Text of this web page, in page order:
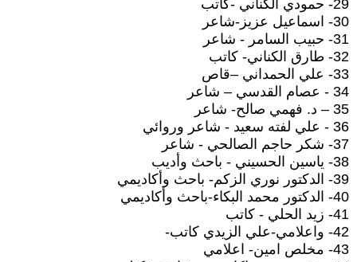
29- حمودي الكناني -كاتب
30- اسماعيل عزيز-شاعر
31- حبيب السامر - شاعر
32- طارق الكناني- كاتب
33- علي الحمداني –قاص
34 - عصام القدسي – شاعر
35 – د. فهمي صالح- شاعر
36 - علي لفته سعيد - شاعر وروائي
37- شكر حاجم الصالحي - شاعر
38- ياسين الحسيني - باحث وأديب
39- الدكتور نوري الزكم- باحث وأكاديمي
40- الدكتور محمد البكاء-باحث وأكاديمي
41- زيد الحلي - كاتب
42- واعلامي-علي الزيدي كاتب-
43- مخلص امين- اعلامي